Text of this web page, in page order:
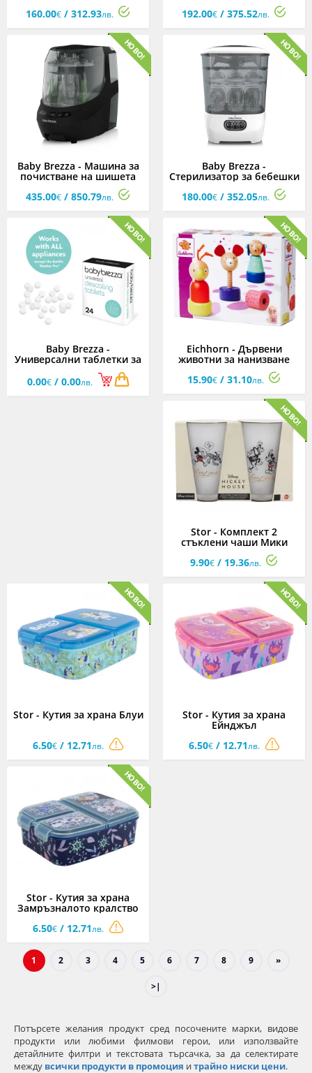
160.00€ / 312.93лв. 192.00€ / 375.52лв.
Baby Brezza - Машина за
почистване на шишета
Bottle Washer Pro All Black
435.00€ / 850.79лв.
Baby Brezza -
Стерилизатор за бебешки
шишета Baby Sterilizer
Dryer Advanced
180.00€ / 352.05лв.
Baby Brezza -
Универсални таблетки за
отстраняване на котлен
камък, 24 броя
0.00€/ 0.00лв.
Eichhorn - Дървени
животни за нанизване
15.90€ / 31.10лв.
Stor - Комплект 2
стъклени чаши Мики
Маус Винтидж, 480 мл
9.90€ / 19.36лв.
Stor - Кутия за храна Блуи
6.50€/ 12.71лв.
Stor - Кутия за храна
Ейнджъл
6.50€/ 12.71лв.
Stor - Кутия за храна
Замръзналото кралство
6.50€/ 12.71лв.
1 2 3 4 5 6 7 8 9 »
>|
Потърсете желания продукт сред посочените марки, видове
продукти или любими филмови герои, или използвайте
детайлните филтри и текстовата търсачка, за да селектирате
между всички продукти в промоция итрайно ниски цени.